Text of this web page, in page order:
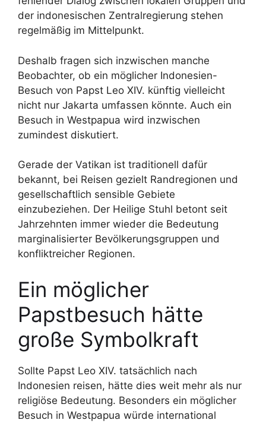
der indonesischen Zentralregierung stehen
regelmäßig im Mittelpunkt.
Deshalb fragen sich inzwischen manche
Beobachter, ob ein möglicher Indonesien-
Besuch von Papst Leo XIV. künftig vielleicht
nicht nur Jakarta umfassen könnte. Auch ein
Besuch in Westpapua wird inzwischen
zumindest diskutiert.
Gerade der Vatikan ist traditionell dafür
bekannt, bei Reisen gezielt Randregionen und
gesellschaftlich sensible Gebiete
einzubeziehen. Der Heilige Stuhl betont seit
Jahrzehnten immer wieder die Bedeutung
marginalisierter Bevölkerungsgruppen und
konfliktreicher Regionen.
Ein möglicher
Papstbesuch hätte
große Symbolkraft
Sollte Papst Leo XIV. tatsächlich nach
Indonesien reisen, hätte dies weit mehr als nur
religiöse Bedeutung. Besonders ein möglicher
Besuch in Westpapua würde international